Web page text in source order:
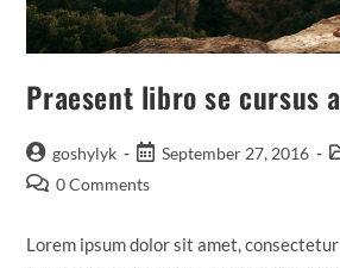
Praesent libro se cursus
goshylyk September 27, 2016
0 Comments
Lorem ipsum dolor sit amet,